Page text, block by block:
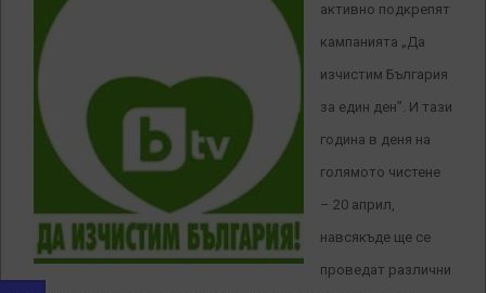
активно подкрепят
кампанията „Да
изчистим България
за един ден”. И тази
година в деня на
голямото чистене
– 20 април,
навсякъде ще се
проведат различни